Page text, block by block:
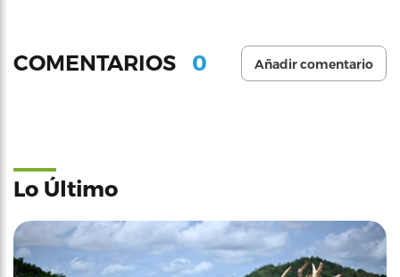
COMENTARIOS 0 Añadir comentario
Lo Último